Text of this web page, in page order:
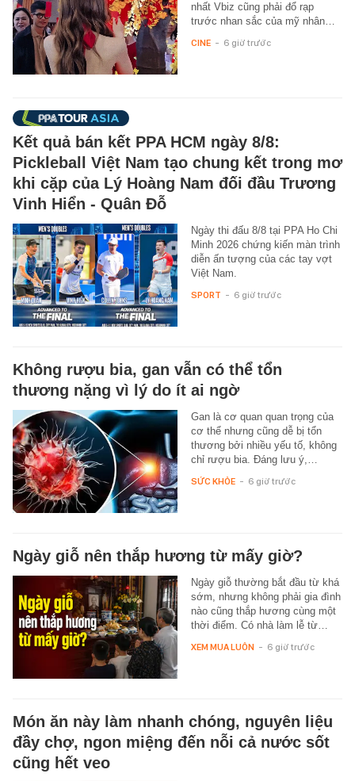
nhất Vbiz cũng phải đổ rạp
trước nhan sắc của mỹ nhân…
CINE - 6 giờ trước
Kết quả bán kết PPA HCM ngày 8/8:
Pickleball Việt Nam tạo chung kết trong mơ
khi cặp của Lý Hoàng Nam đối đầu Trương
Vinh Hiển - Quân Đỗ
Ngày thi đấu 8/8 tại PPA Ho Chi
Minh 2026 chứng kiến màn trình
diễn ấn tượng của các tay vợt
Việt Nam.
SPORT - 6 giờ trước
Không rượu bia, gan vẫn có thể tổn
thương nặng vì lý do ít ai ngờ
Gan là cơ quan quan trọng của
cơ thể nhưng cũng dễ bị tổn
thương bởi nhiều yếu tố, không
chỉ rượu bia. Đáng lưu ý,…
SỨC KHỎE - 6 giờ trước
Ngày giỗ nên thắp hương từ mấy giờ?
Ngày giỗ thường bắt đầu từ khá
sớm, nhưng không phải gia đình
nào cũng thắp hương cùng một
thời điểm. Có nhà làm lễ từ…
XEM MUA LUÔN - 6 giờ trước
Món ăn này làm nhanh chóng, nguyên liệu
đầy chợ, ngon miệng đến nỗi cả nước sốt
cũng hết veo